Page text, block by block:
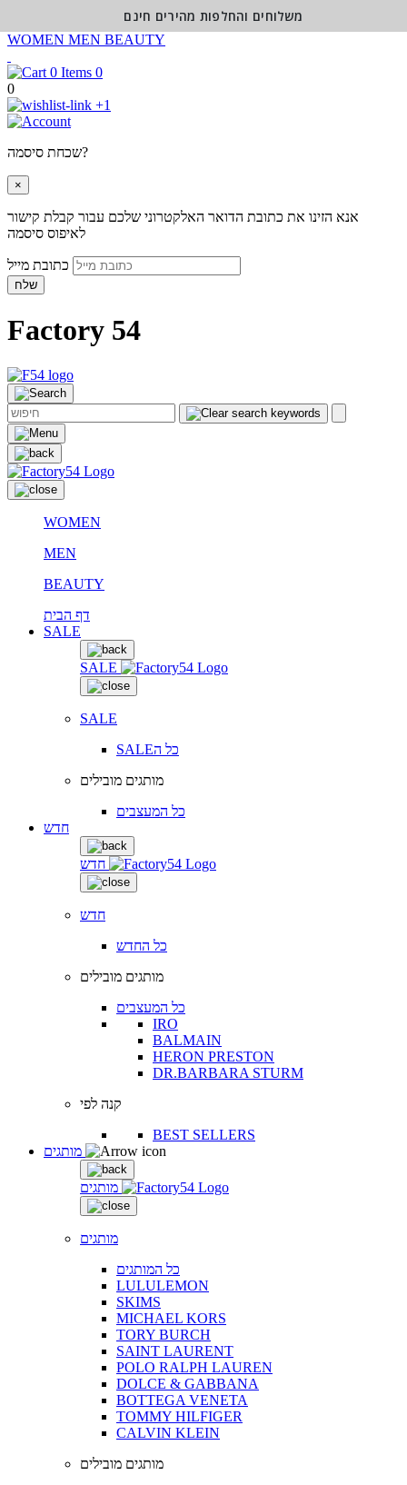
WOMEN MEN BEAUTY
0
0
+1
שכחת סיסמה?
×
אנא הזינו את כתובת הדואר האלקטרוני שלכם עבור קבלת קישור
לאיפוס סיסמה
שלח
Factory 54
WOMEN
MEN
BEAUTY
דף הבית
SALE
SALE
SALE
SALEכל ה
מותגים מובילים
כל המעצבים
חדש
חדש
חדש
כל החדש
מותגים מובילים
כל המעצבים
IRO
BALMAIN
HERON PRESTON
DR.BARBARA STURM
קנה לפי
BEST SELLERS
מותגים
מותגים
כל המותגים
LULULEMON
SKIMS
MICHAEL KORS
TORY BURCH
SAINT LAURENT
POLO RALPH LAUREN
DOLCE & GABBANA
BOTTEGA VENETA
TOMMY HILFIGER
CALVIN KLEIN
מותגים מובילים
משלוחים והחלפות מהירים חינם